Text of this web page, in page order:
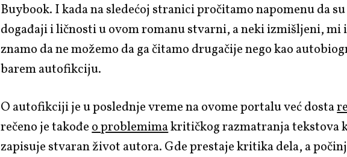
Buybook. I kada na sledećoj stranici pročitamo napomenu da
događaji i ličnosti u ovom romanu stvarni, a neki izmišljeni, mi
znamo da ne možemo da gačitamo drugačije nego kao
barem autofikciju.
O autofikciji je u poslednje vreme na ovome portalu već dosta
rečeno je takođeo problemimakritičkog razmatranja tekstova
zapisuje stvaran život autora. Gde prestaje kritika dela, a